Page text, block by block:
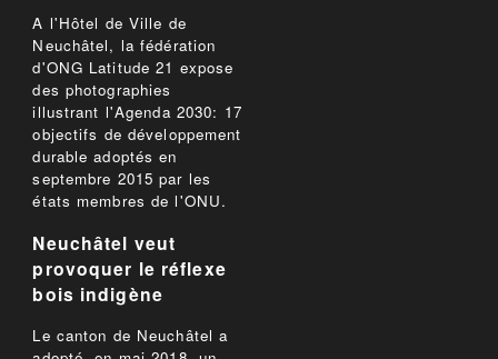
A l'Hôtel de Ville de
Neuchâtel, la fédération
d'ONG Latitude 21 expose
des photographies
illustrant l'Agenda 2030: 17
objectifs de développement
durable adoptés en
septembre 2015 par les
états membres de l'ONU.
Neuchâtel veut
provoquer le réflexe
bois indigène
Le canton de Neuchâtel a